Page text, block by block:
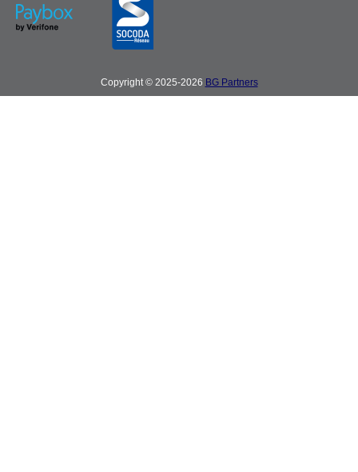
Copyright © 2025-2026 BG Partners